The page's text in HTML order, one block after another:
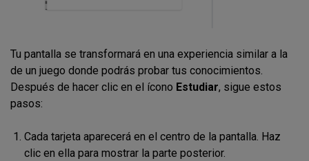
Tu pantalla se transformará en una experiencia similar a la
de un juego donde podrás probar tus conocimientos.
Después de hacer clic en el ícono Estudiar, sigue estos
pasos:
Cada tarjeta aparecerá en el centro de la pantalla. Haz
clic en ella para mostrar la parte posterior.